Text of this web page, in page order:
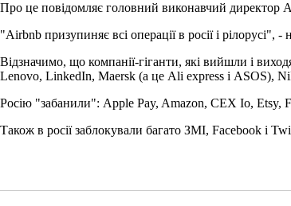
Про це повідомляє головний виконавчий директор
"Airbnb призупиняє всі операції в росії і рілорусі",
Відзначимо, що компанії-гіганти, які вийшли і
Lenovo, LinkedIn, Maersk (а це Ali express і ASOS),
Росію "забанили": Apple Pay, Amazon, CEX Io, Etsy,
Також в росії заблокували багато ЗМІ, Facebook і